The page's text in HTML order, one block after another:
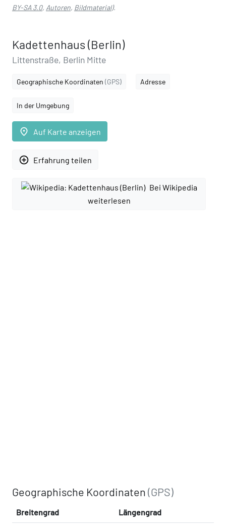
BY-SA 3.0, Autoren, Bildmaterial).
Kadettenhaus (Berlin)
Littenstraße, Berlin Mitte
Geographische Koordinaten (GPS) Adresse
In der Umgebung
place Auf Karte anzeigen
add_circle_outline Erfahrung teilen
Bei Wikipedia
weiterlesen
Geographische Koordinaten(GPS)
Breitengrad Längengrad